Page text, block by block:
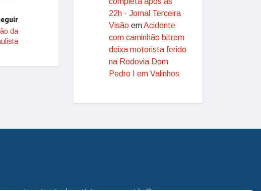
da
22h - Jornal Terceira
Visão emAcidente
com caminhão bitrem
deixa motorista ferido
na Rodovia Dom
Pedro I em Valinhos